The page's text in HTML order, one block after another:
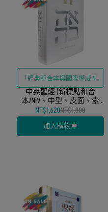
「經典和合本與國際權威 NIV
譯本中英對照、精緻皮面裝
訂與實用索引」
中英聖經 (新標點和合
本/NIV、中型、皮面、索
引、銀邊、白)
NT$1,620NT$1,800
加入購物車